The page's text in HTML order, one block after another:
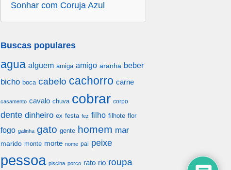
Sonhar com Coruja Azul
Buscas populares
agua alguem amiga amigo aranha beber
bicho boca cabelo cachorro carne
casamento cavalo chuva cobrar corpo
dente dinheiro ex festa fez filho filhote flor
fogo galinha gato gente homem mar
marido monte morte nome pai peixe
pessoa piscina porco rato rio roupa